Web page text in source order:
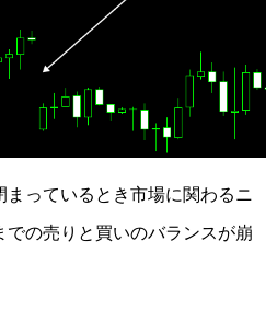
っているとき市場に関わるニ
での売りと買いのバランスが崩